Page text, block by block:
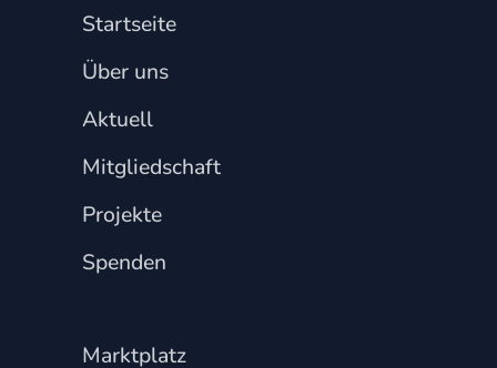
Startseite
Über uns
Aktuell
Mitgliedschaft
Projekte
Spenden
Marktplatz